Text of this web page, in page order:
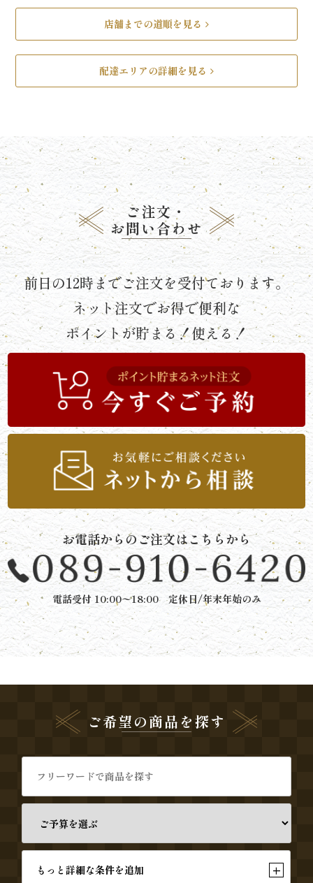
《京
懐
ー
ズ
つ
り
《肉
と
ュ
ム》
シ
リ
ー
ズ
す
《う
と
和
店舗までの道順を見る
配達エリアの詳細を見る
ご注文・
お問い合わせ
前日の12時までご注文を受付ております。
ネット注文でお得で便利な
ポイントが貯まる！使える！
お電話からのご注文はこちらから
電話受付 10:00〜18:00 定休日/年末年始のみ
ご希望の商品を探す
もっと詳細な条件を追加 +